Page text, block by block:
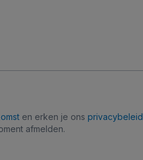
en erken je ons privacybeleid
afmelden.